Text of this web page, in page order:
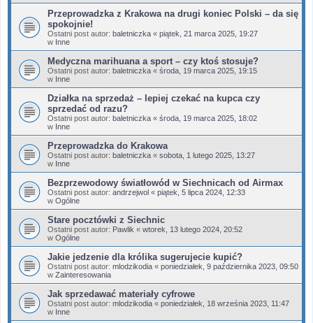
Przeprowadzka z Krakowa na drugi koniec Polski – da się
spokojnie!
Ostatni post autor: baletniczka « piątek, 21 marca 2025, 19:27
w Inne
Medyczna marihuana a sport – czy ktoś stosuje?
Ostatni post autor: baletniczka « środa, 19 marca 2025, 19:15
w Inne
Działka na sprzedaż – lepiej czekać na kupca czy
sprzedać od razu?
Ostatni post autor: baletniczka « środa, 19 marca 2025, 18:02
w Inne
Przeprowadzka do Krakowa
Ostatni post autor: baletniczka « sobota, 1 lutego 2025, 13:27
w Inne
Bezprzewodowy światłowód w Siechnicach od Airmax
Ostatni post autor: andrzejwol « piątek, 5 lipca 2024, 12:33
w Ogólne
Stare pocztówki z Siechnic
Ostatni post autor: Pawlik « wtorek, 13 lutego 2024, 20:52
w Ogólne
Jakie jedzenie dla królika sugerujecie kupić?
Ostatni post autor: mlodzikodia « poniedziałek, 9 października 2023, 09:50
w Zainteresowania
Jak sprzedawać materiały cyfrowe
Ostatni post autor: mlodzikodia « poniedziałek, 18 września 2023, 11:47
w Inne